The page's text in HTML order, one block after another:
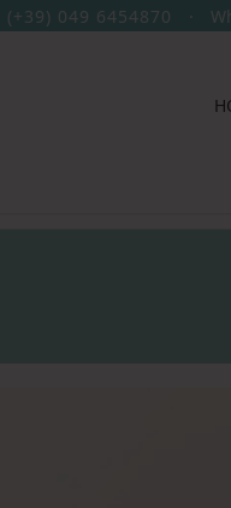
(+39) 049 6454870 ·